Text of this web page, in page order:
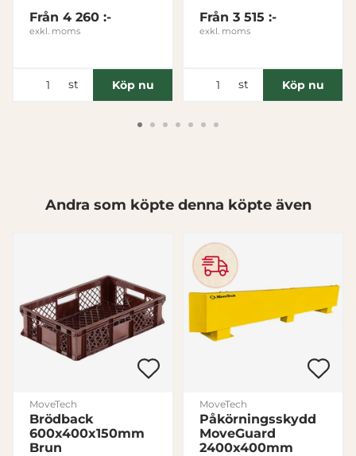
Inställningar
Statistik
Visa detaljer
Tillåt alla
Tillåt urval
Från 4 260 :-
exkl. moms
st Köp nu
Från 3 515 :-
exkl. moms
st Köp nu
Andra som köpte denna köpte även
MoveTech
Brödback
600x400x150mm
Brun
MoveTech
Påkörningsskydd
MoveGuard
2400x400mm